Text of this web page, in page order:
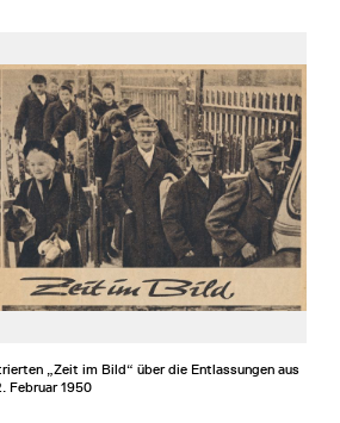
„Zeit im Bild“ über die Entlassungen aus
Februar 1950